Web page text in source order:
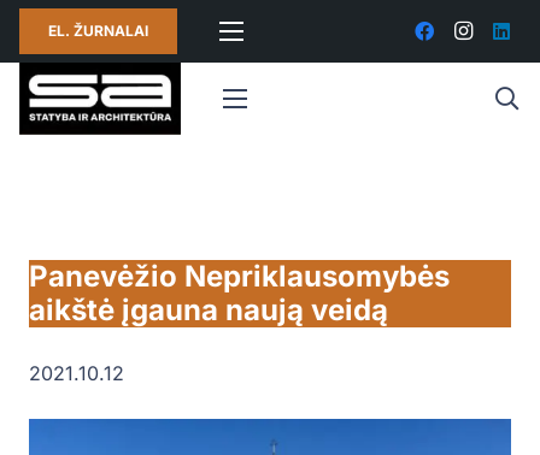
EL. ŽURNALAI
Panevėžio Nepriklausomybės
aikštė įgauna naują veidą
2021.10.12